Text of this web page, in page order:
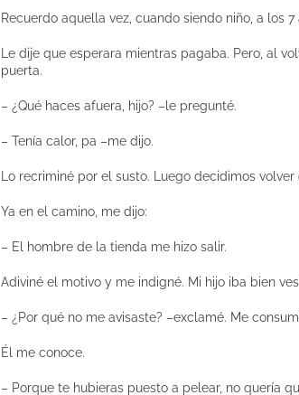
Recuerdo aquella vez, cuando siendo niño, a los
Le dije que esperara mientras pagaba. Pero, al
puerta.
– ¿Qué haces afuera, hijo? –le pregunté.
– Tenía calor, pa –me dijo.
Lo recriminé por el susto. Luego decidimos
Ya en el camino, me dijo:
– El hombre de la tienda me hizo salir.
Adiviné el motivo y me indigné. Mi hijo iba bien
– ¿Por qué no me avisaste? –exclamé. Me
Él me conoce.
– Porque te hubieras puesto a pelear, no quería